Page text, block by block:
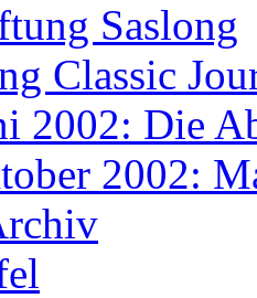
Saslong
Classic
2002: Die
2002: